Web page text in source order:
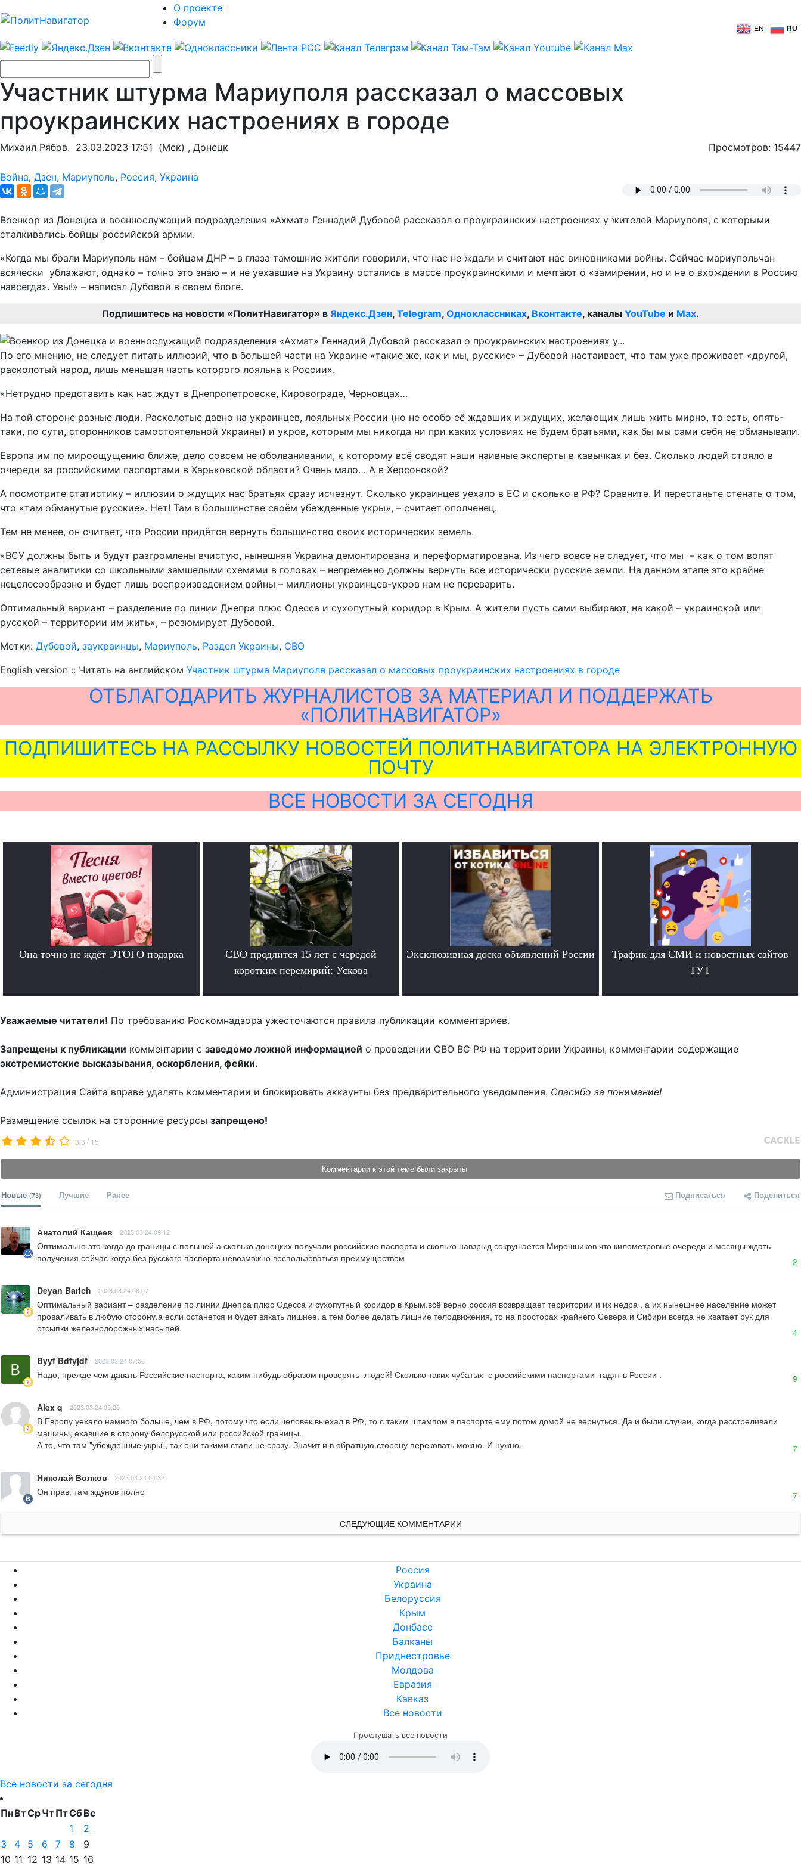
О проекте
Форум
EN RU
Участник штурма Мариуполя рассказал о массовых
проукраинских настроениях в городе
Михаил Рябов. 23.03.2023 17:51 (Мск) , Донецк Просмотров: 15447
Война, Дзен, Мариуполь, Россия, Украина
Военкор из Донецка и военнослужащий подразделения «Ахмат» Геннадий Дубовой рассказал о проукраинских настроениях у жителей Мариуполя, с которыми
сталкивались бойцы российской армии.
«Когда мы брали Мариуполь нам – бойцам ДНР – в глаза тамошние жители говорили, что нас не ждали и считают нас виновниками войны. Сейчас мариупольчан
всячески ублажают, однако – точно это знаю – и не уехавшие на Украину остались в массе проукраинскими и мечтают о «замирении, но и не о вхождении в Россию
навсегда». Увы!» – написал Дубовой в своем блоге.
Подпишитесь на новости «ПолитНавигатор» в Яндекс.Дзен, Telegram, Одноклассниках, Вконтакте, каналы YouTube и Max.
По его мнению, не следует питать иллюзий, что в большей части на Украине «такие же, как и мы, русские» – Дубовой настаивает, что там уже проживает «другой,
расколотый народ, лишь меньшая часть которого лояльна к России».
«Нетрудно представить как нас ждут в Днепропетровске, Кировограде, Черновцах…
На той стороне разные люди. Расколотые давно на украинцев, лояльных России (но не особо её ждавших и ждущих, желающих лишь жить мирно, то есть, опять-
таки, по сути, сторонников самостоятельной Украины) и укров, которым мы никогда ни при каких условиях не будем братьями, как бы мы сами себя не обманывали.
Европа им по мироощущению ближе, дело совсем не оболванивании, к которому всё сводят наши наивные эксперты в кавычках и без. Сколько людей стояло в
очереди за российскими паспортами в Харьковской области? Очень мало… А в Херсонской?
А посмотрите статистику – иллюзии о ждущих нас братьях сразу исчезнут. Сколько украинцев уехало в ЕС и сколько в РФ? Сравните. И перестаньте стенать о том,
что «там обманутые русские». Нет! Там в большинстве своём убежденные укры», – считает ополченец.
Тем не менее, он считает, что России придётся вернуть большинство своих исторических земель.
«ВСУ должны быть и будут разгромлены вчистую, нынешняя Украина демонтирована и переформатирована. Из чего вовсе не следует, что мы – как о том вопят
сетевые аналитики со школьными замшелыми схемами в головах – непременно должны вернуть все исторически русские земли. На данном этапе это крайне
нецелесообразно и будет лишь воспроизведением войны – миллионы украинцев-укров нам не переварить.
Оптимальный вариант – разделение по линии Днепра плюс Одесса и сухопутный коридор в Крым. А жители пусть сами выбирают, на какой – украинской или
русской – территории им жить», – резюмирует Дубовой.
Метки: Дубовой, заукраинцы, Мариуполь, Раздел Украины, СВО
English version :: Читать на английском Участник штурма Мариуполя рассказал о массовых проукраинских настроениях в городе
ОТБЛАГОДАРИТЬ ЖУРНАЛИСТОВ ЗА МАТЕРИАЛ И ПОДДЕРЖАТЬ
«ПОЛИТНАВИГАТОР»
ПОДПИШИТЕСЬ НА РАССЫЛКУ НОВОСТЕЙ ПОЛИТНАВИГАТОРА НА ЭЛЕКТРОННУЮ
ПОЧТУ
ВСЕ НОВОСТИ ЗА СЕГОДНЯ
Она точно не ждёт ЭТОГО подарка
СВО продлится 15 лет с чередой
коротких перемирий: Ускова
Эксклюзивная доска объявлений России
Трафик для СМИ и новостных сайтов
ТУТ
Уважаемые читатели! По требованию Роскомнадзора ужесточаются правила публикации комментариев.
Запрещены к публикации комментарии с заведомо ложной информацией о проведении СВО ВС РФ на территории Украины, комментарии содержащие
экстремистские высказывания, оскорбления, фейки.
Администрация Сайта вправе удалять комментарии и блокировать аккаунты без предварительного уведомления. Спасибо за понимание!
Размещение ссылок на сторонние ресурсы запрещено!
3.3 / 15
Комментарии к этой теме были закрыты
Новые (73) Лучшие Ранее Подписаться Поделиться
Анатолий Кащеев 2023.03.24 09:12
Оптимально это когда до границы с польшей а сколько донецких получали российские паспорта и сколько навзрыд сокрушается Мирошников что километровые очереди и месяцы ждать
получения сейчас когда без русского паспорта невозможно воспользоваться преимуществом
2
Deyan Barich 2023.03.24 08:57
Оптимальный вариант – разделение по линии Днепра плюс Одесса и сухопутный коридор в Крым.всё верно россия возвращает территории и их недра , а их нынешнее население может
проваливать в любую сторону.а если останется и будет вякать лишнее. а тем более делать лишние телодвижения, то на просторах крайнего Севера и Сибири всегда не хватает рук для
отсыпки железнодорожных насыпей.
4
Byyf Bdfyjdf 2023.03.24 07:56
Надо, прежде чем давать Российские паспорта, каким-нибудь образом проверять  людей! Сколько таких чубатых  с российскими паспортами  гадят в России . 9
Alex q 2023.03.24 05:20
В Европу уехало намного больше, чем в РФ, потому что если человек выехал в РФ, то с таким штампом в паспорте ему потом домой не вернуться. Да и были случаи, когда расстреливали
машины, ехавшие в сторону белорусской или российской границы.
А то, что там "убеждённые укры", так они такими стали не сразу. Значит и в обратную сторону перековать можно. И нужно.
7
Николай Волков 2023.03.24 04:32
Он прав, там ждунов полно 7
СЛЕДУЮЩИЕ КОММЕНТАРИИ
Россия
Украина
Белоруссия
Крым
Донбасс
Балканы
Приднестровье
Молдова
Евразия
Кавказ
Все новости
Прослушать все новости
Все новости за сегодня
ПнВтСрЧтПтСбВс
1
2
3
4 5 6 7 8
9
10 11 12 13 14 15 16